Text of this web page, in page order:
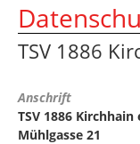
TSV 1886
Anschrift
TSV 1886
Mühlgasse 21